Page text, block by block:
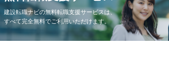
建設転職ナビの無料転職支援サービスは、
すべて完全無料でご利用いただけます。